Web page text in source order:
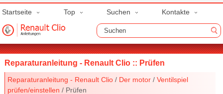
Startseite Top Suchen Kontakte
Reparaturanleitung - Renault Clio :: Prüfen
Reparaturanleitung - Renault Clio / Der motor /Ventilspiel
prüfen/einstellen / Prüfen